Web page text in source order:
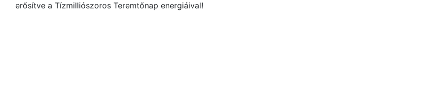
erősítve a Tízmilliószoros Teremtőnap energiáival!